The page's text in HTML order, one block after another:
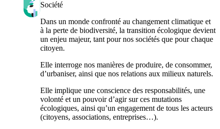
Société
Dans un monde confronté au changement climatique et
à la perte de biodiversité, la transition écologique devient
un enjeu majeur, tant pour nos sociétés que pour chaque
citoyen.
Elle interroge nos manières de produire, de consommer,
d’urbaniser, ainsi que nos relations aux milieux naturels.
Elle implique une conscience des responsabilités, une
volonté et un pouvoir d’agir sur ces mutations
écologiques, ainsi qu’un engagement de tous les acteurs
(citoyens, associations, entreprises…).